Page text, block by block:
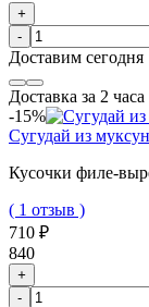
+
-
Доставим сегодня
Доставка за 2 часа
-15%
Сугудай из
Кусочки филе-
( 1 отзыв )
710 ₽
840
+
-